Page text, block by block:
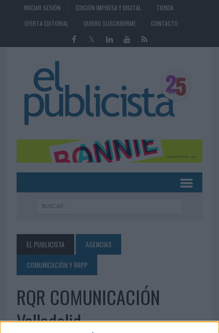
INICIAR SESIÓN EDICIÓN IMPRESA Y DIGITAL
TIENDA
OFERTA EDITORIAL
QUIERO SUSCRIBIRME CONTACTO
EL PUBLICISTA
AGENCIAS
COMUNICACIÓN Y RRPP
RQR COMUNICACIÓN
Valladolid